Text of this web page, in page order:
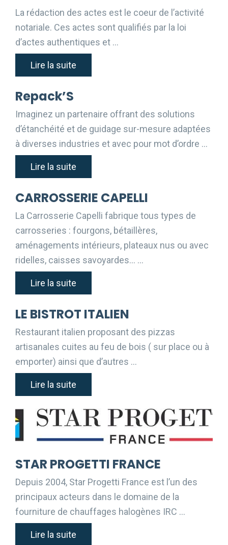
La rédaction des actes est le coeur de l’activité
notariale. Ces actes sont qualifiés par la loi
d’actes authentiques et …
Lire la suite
Repack’S
Imaginez un partenaire offrant des solutions
d’étanchéité et de guidage sur-mesure adaptées
à diverses industries et avec pour mot d’ordre …
Lire la suite
CARROSSERIE CAPELLI
La Carrosserie Capelli fabrique tous types de
carrosseries : fourgons, bétaillères,
aménagements intérieurs, plateaux nus ou avec
ridelles, caisses savoyardes… …
Lire la suite
LE BISTROT ITALIEN
Restaurant italien proposant des pizzas
artisanales cuites au feu de bois ( sur place ou à
emporter) ainsi que d’autres …
Lire la suite
STAR PROGETTI FRANCE
Depuis 2004, Star Progetti France est l’un des
principaux acteurs dans le domaine de la
fourniture de chauffages halogènes IRC …
Lire la suite